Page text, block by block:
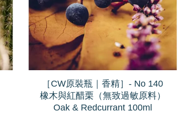
［CW原裝瓶｜香精］- No 140
橡木與紅醋栗（無致過敏原料）
Oak & Redcurrant 100ml